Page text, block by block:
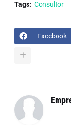
Tags: Consultor
Facebook